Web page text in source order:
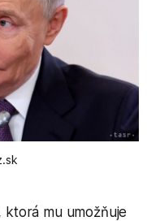
ktorá mu umožňuje